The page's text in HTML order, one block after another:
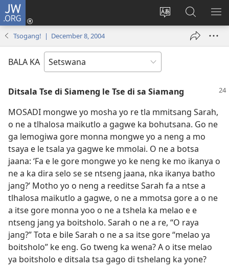
JW.ORG
Fetola
Tsena
e
Senka
JW.ORG/
Tsogang! | December 8, 2004
BALA KA
Ditsala Tse di Siameng le Tse di sa Siamang
MOSADI mongwe yo mosha yo re tla mmitsang Sarah,
o ne a tlhalosa maikutlo a gagwe ka bohutsana. Go ne
ga lemogiwa gore monna mongwe yo a neng a mo
tsaya e le tsala ya gagwe ke mmolai. O ne a botsa
jaana: ‘Fa e le gore mongwe yo ke neng ke mo ikanya o
ne a ka dira selo se se ntseng jaana, nka ikanya batho
jang?’ Motho yo o neng a reeditse Sarah fa a ntse a
tlhalosa maikutlo a gagwe, o ne a mmotsa gore a o ne
a itse gore monna yoo o ne a tshela ka melao e e
ntseng jang ya boitsholo. Sarah o ne a re, “O raya
jang?” Tota e bile Sarah o ne a sa itse gore “melao ya
boitsholo” ke eng. Go tweng ka wena? A o itse melao
ya boitsholo e ditsala tsa gago di tshelang ka yone?